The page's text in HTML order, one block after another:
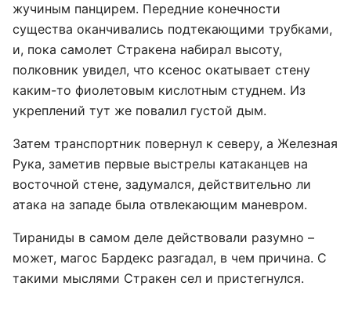
жучиным панцирем. Передние конечности
существа оканчивались подтекающими трубками,
и, пока самолет Стракена набирал высоту,
полковник увидел, что ксенос окатывает стену
каким-то фиолетовым кислотным студнем. Из
укреплений тут же повалил густой дым.
Затем транспортник повернул к северу, а Железная
Рука, заметив первые выстрелы катаканцев на
восточной стене, задумался, действительно ли
атака на западе была отвлекающим маневром.
Тираниды в самом деле действовали разумно –
может, магос Бардекс разгадал, в чем причина. С
такими мыслями Стракен сел и пристегнулся.